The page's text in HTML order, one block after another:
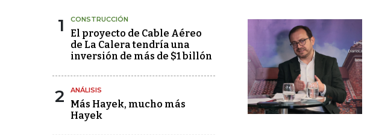
1 CONSTRUCCIÓN
El proyecto de Cable Aéreo
de La Calera tendría una
inversión de más de $1 billón
2 ANÁLISIS
Más Hayek, mucho más
Hayek